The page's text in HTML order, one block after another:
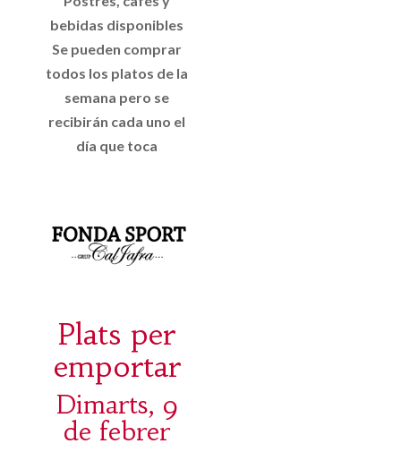
bebidas disponibles
Se pueden comprar
todos los platos de la
semana pero se
recibirán cada uno el
día que toca
Plats per
emportar
Dimarts, 9
de febrer